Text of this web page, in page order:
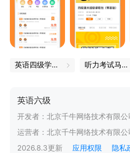
英语四级学习软件 听力考试马上开始，请听题
英语六级
开发者： 北京千牛网络技术有限公
运营者： 北京千牛网络技术有限公
2026.8.3更新 应用权限 隐私